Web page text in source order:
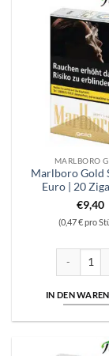
MARLBORO
Marlboro Gold
Euro | 20
€9,40
(0,47 € pro
Marlboro
IN DEN